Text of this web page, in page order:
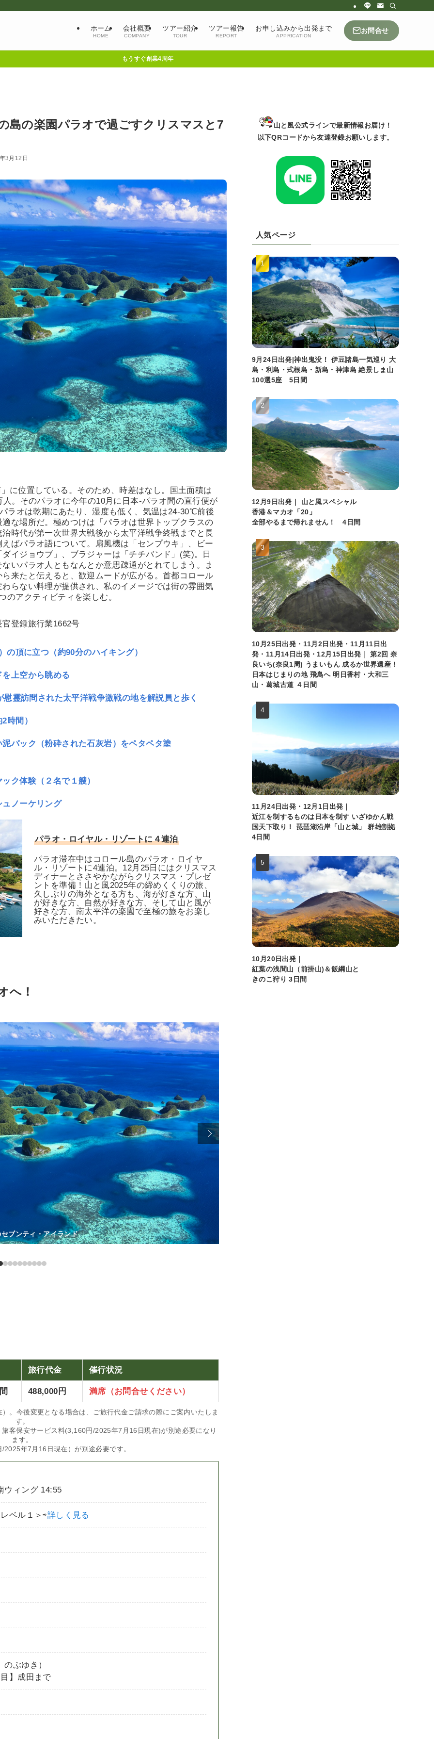
ホーム
HOME
会社概要
COMPANY
ツアー紹介
TOUR
ツアー報告
REPORT
お申し込みから出発まで
APPRICATION
お問合せ
島の楽園パラオで過ごすクリスマスと7
3月12日
に位置している。そのため、時差はなし。国土面積は
。そのパラオに今年の10月に日本-パラオ間の直行便が
ラオは乾期にあたり、湿度も低く、気温は24-30℃前後
な場所だ。極めつけは「パラオは世界トップクラスの
時代が第一次世界大戦後から太平洋戦争終戦までと長
ばパラオ語について。扇風機は「センプウキ」、ビー
イジョウブ」、ブラジャーは「チチバンド」(笑)。日
いパラオ人ともなんとか意思疎通がとれてしまう。ま
来たと伝えると、歓迎ムードが広がる。首都コロール
らない料理が提供され、私のイメージでは街の雰囲気
のアクティビティを楽しむ。
登録旅行業1662号
頂に立つ（約90分のハイキング）
上空から眺める
霊訪問された太平洋戦争激戦の地を解説員と歩く
時間）
パック（粉砕された石灰岩）をペタペタ塗
ク体験 （２名で１艘）
ノーケリング
パラオ・ロイヤル・リゾートに４連泊
パラオ滞在中はコロール島のパラオ・ロイヤ
ル・リゾートに4連泊。12月25日にはクリスマス
ディナーとささやかながらクリスマス・プレゼ
ントを準備！山と風2025年の締めくくりの旅、
久しぶりの海外となる方も、海が好きな方、山
が好きな方、自然が好きな方、そして山と風が
好きな方、南太平洋の楽園で至極の旅をお楽し
みいただきたい。
へ！
ブンティ・アイランド
旅行代金 催行状況
488,000円 満席（お問合せください）
。今後変更となる場合は、ご旅行代金ご請求の際にご案内いたしま
す。
客保安サービス料(3,160円/2025年7月16日現在)が別途必要になり
ます。
年7月16日現在）が別途必要です。
ウィング 14:55
ベル１＞⇨詳しく見る
ぶゆき）
】成田まで
山と風公式ラインで最新情報お届け！
以下QRコードから友達登録お願いします。
人気ページ
9月24日出発|神出鬼没！ 伊豆諸島一気巡り 大
島・利島・式根島・新島・神津島 絶景しま山
100選5座 5日間
12月9日出発｜ 山と風スペシャル
香港＆マカオ「20」
全部やるまで帰れません！ 4日間
10月25日出発・11月2日出発・11月11日出
発・11月14日出発・12月15日出発｜ 第2回 奈
良いち(奈良1周) うまいもん 成るか世界遺産！
日本はじまりの地 飛鳥へ 明日香村・大和三
山・葛城古道 ４日間
11月24日出発・12月1日出発｜
近江を制するものは日本を制す いざゆかん戦
国天下取り！ 琵琶湖沿岸「山と城」 群雄割拠
4日間
10月20日出発｜
紅葉の浅間山（前掛山)＆飯綱山と
きのこ狩り 3日間